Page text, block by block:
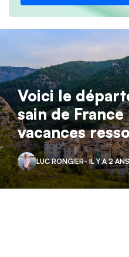
Voici le
sain de
vacances
LUC RONGIER- IL Y A 2 ANS